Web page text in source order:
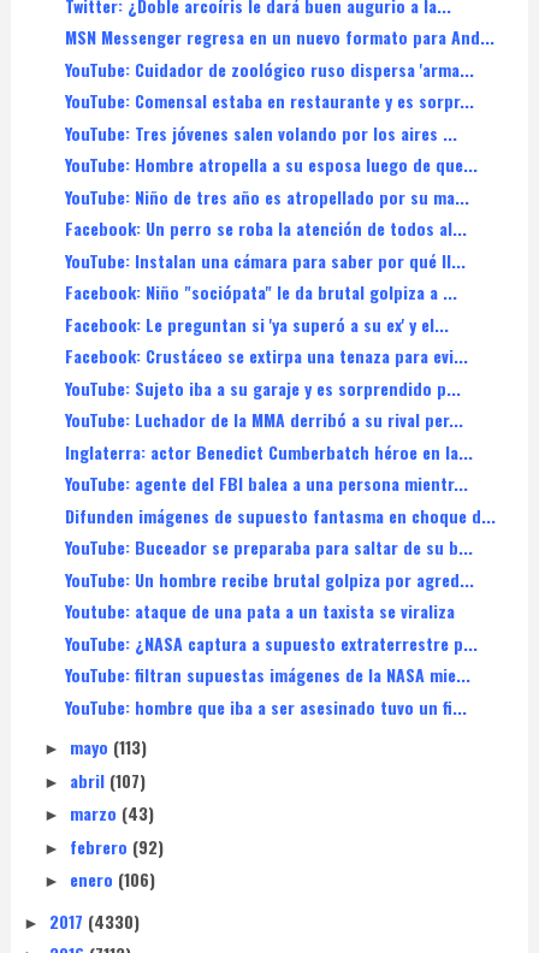
Twitter: ¿Doble arcoíris le dará buen augurio a la...
MSN Messenger regresa en un nuevo formato para And...
YouTube: Cuidador de zoológico ruso dispersa 'arma...
YouTube: Comensal estaba en restaurante y es sorpr...
YouTube: Tres jóvenes salen volando por los aires ...
YouTube: Hombre atropella a su esposa luego de que...
YouTube: Niño de tres año es atropellado por su ma...
Facebook: Un perro se roba la atención de todos al...
YouTube: Instalan una cámara para saber por qué ll...
Facebook: Niño "sociópata" le da brutal golpiza a ...
Facebook: Le preguntan si 'ya superó a su ex' y el...
Facebook: Crustáceo se extirpa una tenaza para evi...
YouTube: Sujeto iba a su garaje y es sorprendido p...
YouTube: Luchador de la MMA derribó a su rival per...
Inglaterra: actor Benedict Cumberbatch héroe en la...
YouTube: agente del FBI balea a una persona mientr...
Difunden imágenes de supuesto fantasma en choque d...
YouTube: Buceador se preparaba para saltar de su b...
YouTube: Un hombre recibe brutal golpiza por agred...
Youtube: ataque de una pata a un taxista se viraliza
YouTube: ¿NASA captura a supuesto extraterrestre p...
YouTube: filtran supuestas imágenes de la NASA mie...
YouTube: hombre que iba a ser asesinado tuvo un fi...
► mayo (113)
► abril (107)
► marzo (43)
► febrero (92)
► enero (106)
► 2017 (4330)